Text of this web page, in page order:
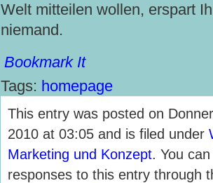
Welt mitteilen wollen, erspart
niemand.
Bookmark It
Tags: homepage
This entry was posted on
2010 at 03:05 and is filed under
Marketing und Konzept. You
responses to this entry through